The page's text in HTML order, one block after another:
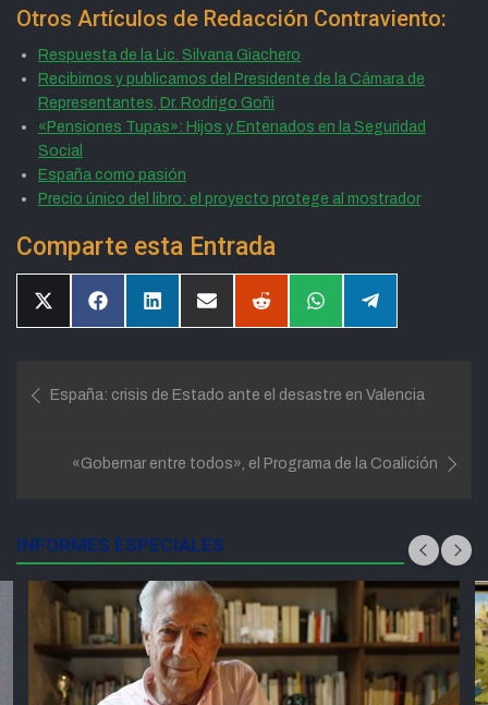
Otros Artículos de Redacción Contraviento:
Respuesta de la Lic. Silvana Giachero
Recibimos y publicamos del Presidente de la Cámara de
Representantes, Dr. Rodrigo Goñi
«Pensiones Tupas»: Hijos y Entenados en la Seguridad
Social
España como pasión
Precio único del libro: el proyecto protege al mostrador
Comparte esta Entrada
CompartirCompartirCompartirCompartirCompartirCompartirCompartir
de
España: crisis de Estado ante el desastre en Valencia
«Gobernar entre todos», el Programa de la Coalición
INFORMES ESPECIALES